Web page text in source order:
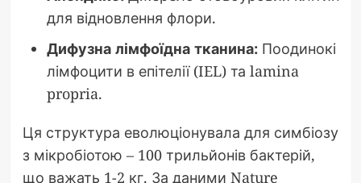
для відновлення флори.
Дифузна лімфоїдна тканина:Поодинокі
лімфоцити в епітелії (IEL) та lamina
propria.
Ця структура еволюціонувала для симбіозу
з мікробіотою – 100 трильйонів бактерій,
що важать 1-2 кг. За даними Nature